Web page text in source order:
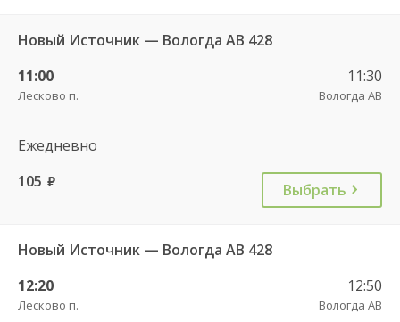
Новый Источник — Вологда АВ 428
11:00
Лесково п.
11:30
Вологда АВ
Ежедневно
105 руб. Выбрать
Новый Источник — Вологда АВ 428
12:20
Лесково п.
12:50
Вологда АВ